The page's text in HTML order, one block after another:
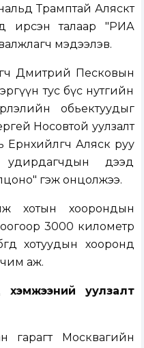
Трамптай Аляскт
ирсэн талаар "РИА
мэдээлэв.
Дмитрий Песковын
тус бүс нутгийн
обьектуудыг
Носовтой уулзалт
Аляск руу
дээд
гэж онцолжээ.
хотын хоорондын
3000 километр
хотуудын хооронд
аж.
уулзалт
гарагт Москвагийн